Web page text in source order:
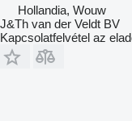
Hollandia, Wouw
J&Th van der Veldt BV
Kapcsolatfelvétel az